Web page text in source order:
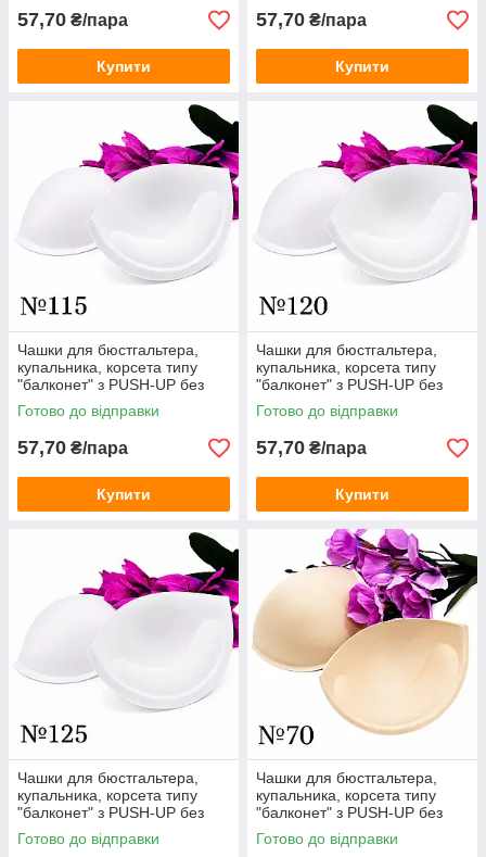
57,70 ₴/пара
Купити
57,70 ₴/пара
Купити
Чашки для бюстгальтера,
купальника, корсета типу
"балконет" з PUSH-UP без
кісточок / білий / розмір №
115
Готово до відправки
57,70 ₴/пара
Купити
Чашки для бюстгальтера,
купальника, корсета типу
"балконет" з PUSH-UP без
кісточок / білий / розмір №
120
Готово до відправки
57,70 ₴/пара
Купити
Чашки для бюстгальтера,
купальника, корсета типу
"балконет" з PUSH-UP без
кісточок / білий / розмір №
125
Готово до відправки
Чашки для бюстгальтера,
купальника, корсета типу
"балконет" з PUSH-UP без
кісточок / беж / розмір № 70
Готово до відправки